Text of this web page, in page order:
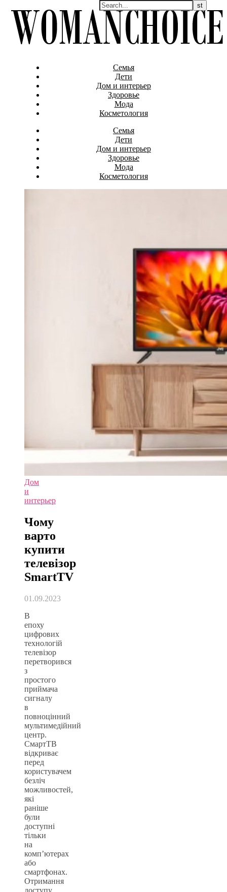
Семья
Дети
Дом и интерьер
Здоровье
Мода
Косметология
Семья
Дети
Дом и интерьер
Здоровье
Мода
Косметология
Дом
и
интерьер
Чому
варто
купити
телевізор
SmartTV
01.09.2023
В
епоху
цифрових
технологій
телевізор
перетворився
з
простого
приймача
сигналу
в
повноцінний
мультимедійний
центр.
СмартТВ
відкриває
перед
користувачем
безліч
можливостей,
які
раніше
були
доступні
тільки
на
комп’ютерах
або
смартфонах.
Отримання
доступу